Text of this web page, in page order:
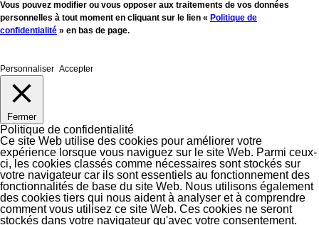
Vous pouvez modifier ou vous opposer aux traitements de vos données
personnelles à tout moment en cliquant sur le lien « Politique de
confidentialité » en bas de page.
Personnaliser Accepter
Fermer
Politique de confidentialité
Ce site Web utilise des cookies pour améliorer votre
expérience lorsque vous naviguez sur le site Web. Parmi ceux-
ci, les cookies classés comme nécessaires sont stockés sur
votre navigateur car ils sont essentiels au fonctionnement des
fonctionnalités de base du site Web. Nous utilisons également
des cookies tiers qui nous aident à analyser et à comprendre
comment vous utilisez ce site Web. Ces cookies ne seront
stockés dans votre navigateur qu'avec votre consentement.